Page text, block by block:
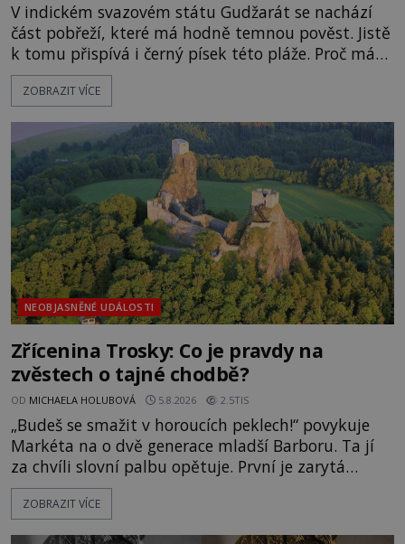
V indickém svazovém státu Gudžarát se nachází
část pobřeží, které má hodně temnou pověst. Jistě
k tomu přispívá i černý písek této pláže. Proč má
pláž takové netypické zbarvení? Nakolik jsou
pravdivé historky, že zde došlo k nevysvětlitelným
následovat. Vstupujeme na pláž Dumas ve městě
Surat. Gu
ZOBRAZIT VÍCE
NEOBJASNĚNÉ UDÁLOSTI
Zřícenina Trosky: Co je pravdy na
zvěstech o tajné chodbě?
OD MICHAELA HOLUBOVÁ 5.8.2026 2.5TIS
„Budeš se smažit v horoucích peklech!“ povykuje
Markéta na o dvě generace mladší Barboru. Ta jí
za chvíli slovní palbu opětuje. První je zarytá
katolička, druhá přesvědčená kališnice. A každá z
nich se usídlí na jedné z věží slavného hradu
ZOBRAZIT VÍCE